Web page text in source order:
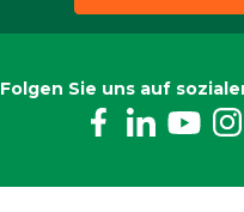
Folgen Sie uns auf